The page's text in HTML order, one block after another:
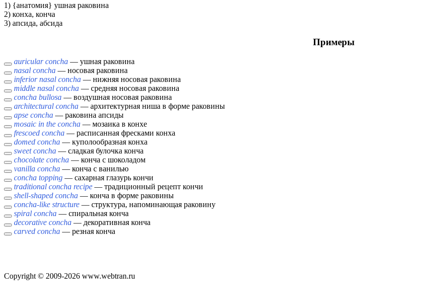
1) {анатомия} ушная раковина
2) конха, конча
3) апсида, абсида
Примеры
auricular concha — ушная раковина
nasal concha — носовая раковина
inferior nasal concha — нижняя носовая раковина
middle nasal concha — средняя носовая раковина
concha bullosa — воздушная носовая раковина
architectural concha — архитектурная ниша в форме раковины
apse concha — раковина апсиды
mosaic in the concha — мозаика в конхе
frescoed concha — расписанная фресками конха
domed concha — куполообразная конха
sweet concha — сладкая булочка конча
chocolate concha — конча с шоколадом
vanilla concha — конча с ванилью
concha topping — сахарная глазурь кончи
traditional concha recipe — традиционный рецепт кончи
shell-shaped concha — конча в форме раковины
concha-like structure — структура, напоминающая раковину
spiral concha — спиральная конча
decorative concha — декоративная конча
carved concha — резная конча
Copyright © 2009-2026 www.webtran.ru